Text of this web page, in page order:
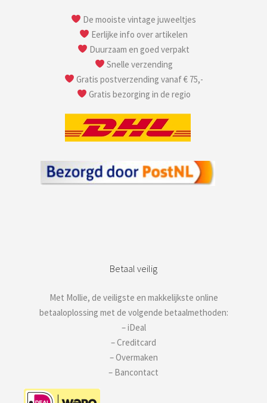
De mooiste vintage juweeltjes
Eerlijke info over artikelen
Duurzaam en goed verpakt
Snelle verzending
Gratis postverzending vanaf € 75,-
Gratis bezorging in de regio
Betaal veilig
Met Mollie, de veiligste en makkelijkste online
betaaloplossing met de volgende betaalmethoden:
– iDeal
– Creditcard
– Overmaken
– Bancontact